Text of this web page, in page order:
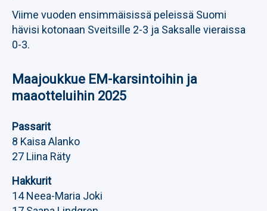
Viime vuoden ensimmäisissä peleissä Suomi
hävisi kotonaan Sveitsille 2-3 ja Saksalle vieraissa
0-3.
Maajoukkue EM-karsintoihin ja
maaotteluihin 2025
Passarit
8 Kaisa Alanko
27 Liina Räty
Hakkurit
14 Neea-Maria Joki